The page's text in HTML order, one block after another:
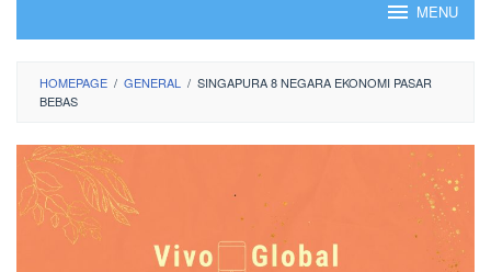
MENU
HOMEPAGE / GENERAL / SINGAPURA 8 NEGARA EKONOMI PASAR
BEBAS